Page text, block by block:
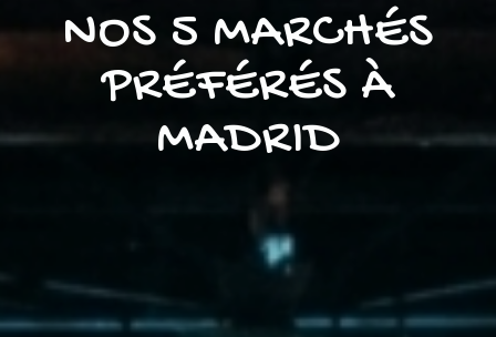
NOS 5 MARCHÉS
PRÉFÉRÉS À
MADRID